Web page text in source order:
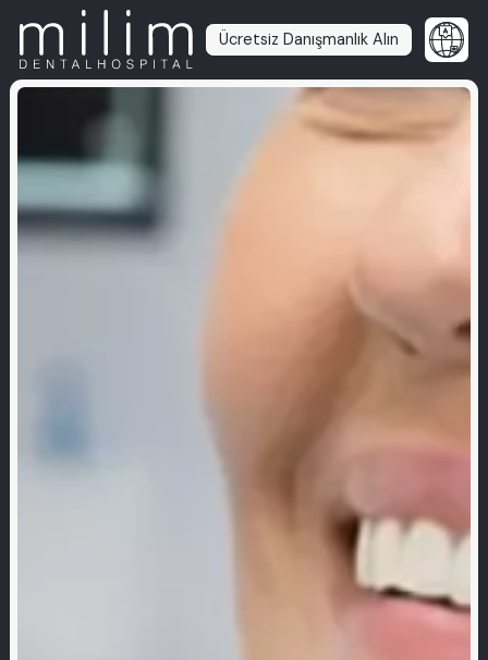
Ücretsiz Danışmanlık Alın